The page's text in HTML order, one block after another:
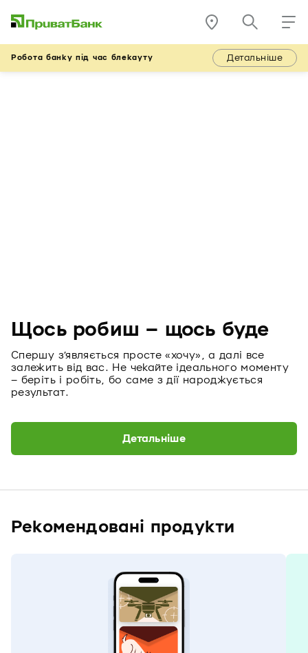
Робота банку під час блекауту Детальніше
Щось робиш – щось буде
Спершу з’являється просте «хочу», а далі все
залежить від вас. Не чекайте ідеального моменту
– беріть і робіть, бо саме з дії народжується
результат.
Детальніше
Рекомендовані продукти